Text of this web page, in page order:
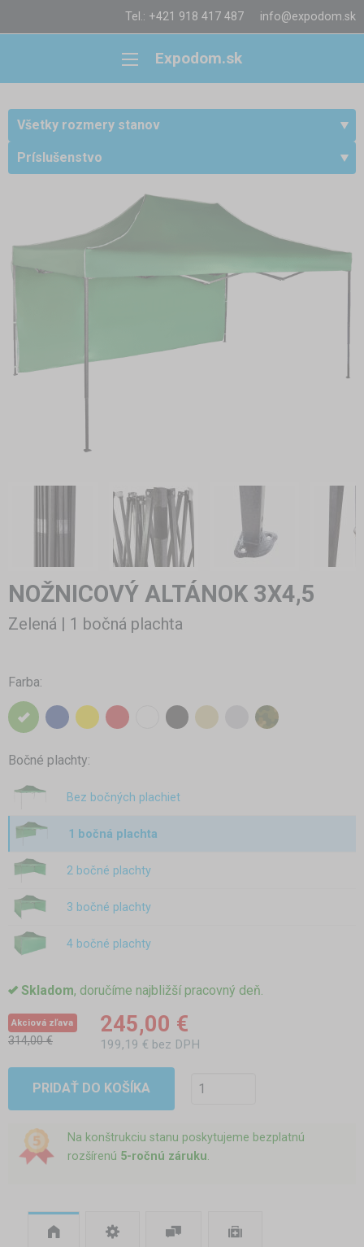
Tel.: +421 918 417 487 info@expodom.sk
Expodom.sk
Všetky rozmery stanov
Príslušenstvo
NOŽNICOVÝ ALTÁNOK 3X4,5
Zelená | 1 bočná plachta
Farba:
Bočné plachty:
Bez bočných plachiet
1 bočná plachta
2 bočné plachty
3 bočné plachty
4 bočné plachty
Skladom, doručíme najbližší pracovný deň.
Akciová zľava
314,00 €
245,00 €
199,19 € bez DPH
PRIDAŤ DO KOŠÍKA
Na konštrukciu stanu poskytujeme bezplatnú
rozšírenú 5-ročnú záruku.